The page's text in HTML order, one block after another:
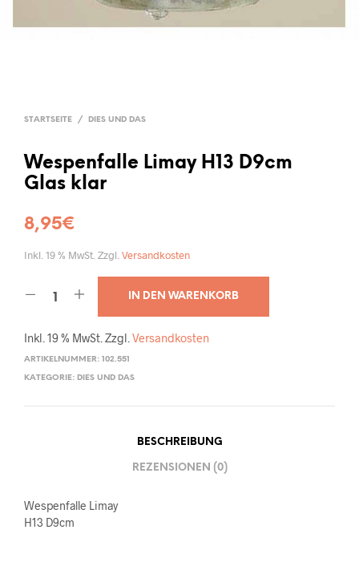
STARTSEITE / DIES UND DAS
Wespenfalle Limay H13 D9cm
Glas klar
8,95€
Inkl. 19 % MwSt. Zzgl. Versandkosten
IN DEN WARENKORB
Inkl. 19 % MwSt. Zzgl. Versandkosten
ARTIKELNUMMER: 102.551
KATEGORIE: DIES UND DAS
BESCHREIBUNG
REZENSIONEN (0)
Wespenfalle Limay
H13 D9cm